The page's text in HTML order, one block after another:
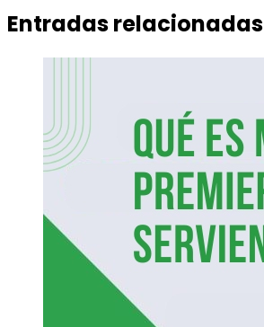
Entradas relacionadas